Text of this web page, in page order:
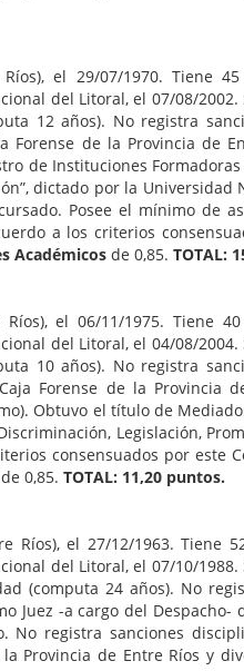
el 29/07/1970. Tiene
del Litoral, el 07/08/
12 años). No registra
de la Provincia de
de Instituciones
dictado por la Universidad
Posee el mínimo de
a los criterios
Académicos de 0,85. TOTAL:
el 06/11/1975. Tiene
del Litoral, el 04/08/
10 años). No registra
Forense de la Provincia
Obtuvo el título de
Legislación,
consensuados por este
de 0,85. TOTAL: 11,20 puntos.
Ríos), el 27/12/1963. Tiene
del Litoral, el 07/10/
(computa 24 años). No
Juez -a cargo del Despacho-
No registra sanciones
Provincia de Entre Ríos y